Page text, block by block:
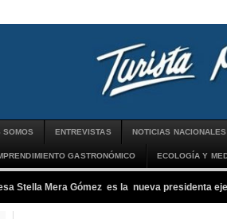
SOMOS ENTREVISTAS NOTICIAS NACIONALES
GASTRONÓMICO ECOLOGÍA Y
Stella Mera Gómez es la nueva presidenta